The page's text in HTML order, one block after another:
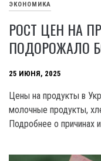
ЭКОНОМИКА
РОСТ ЦЕН НА
ПОДОРОЖАЛО
25 ИЮНЯ, 2025
Цены на продукты в
молочные продукты,
Подробнее о причинах